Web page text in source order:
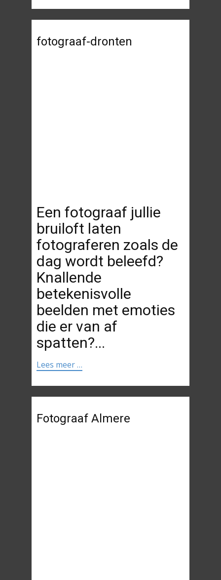
fotograaf-dronten
Een fotograaf jullie
bruiloft laten
fotograferen zoals de
dag wordt beleefd?
Knallende
betekenisvolle
beelden met emoties
die er van af
spatten?...
Lees meer …
Fotograaf Almere